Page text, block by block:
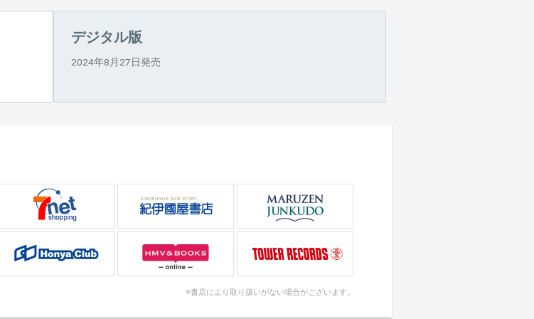
デジタル版
2024年8月27日発売
※書店により取り扱いがない場合がございます。